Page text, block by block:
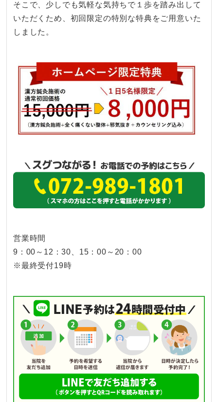
そこで、少しでも気軽な気持ちで１歩を踏み出して
いただくため、初回限定の特別な特典をご用意いた
しました。
営業時間
9：00～12：30、15：00～20：00
※最終受付19時